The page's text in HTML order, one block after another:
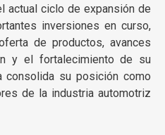
actual ciclo de expansión de
inversiones en curso,
de productos, avances
y el fortalecimiento de su
consolida su posición como
de la industria automotriz